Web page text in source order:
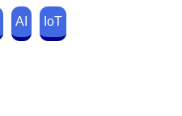
AI IoT